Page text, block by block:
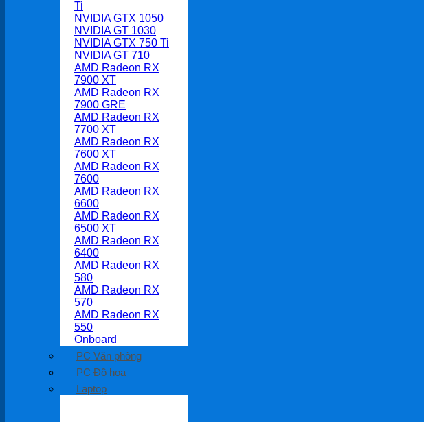
Ti
NVIDIA GTX 1050
NVIDIA GT 1030
NVIDIA GTX 750 Ti
NVIDIA GT 710
AMD Radeon RX
7900 XT
AMD Radeon RX
7900 GRE
AMD Radeon RX
7700 XT
AMD Radeon RX
7600 XT
AMD Radeon RX
7600
AMD Radeon RX
6600
AMD Radeon RX
6500 XT
AMD Radeon RX
6400
AMD Radeon RX
580
AMD Radeon RX
570
AMD Radeon RX
550
Onboard
PC Văn phòng
PC Đồ họa
Laptop